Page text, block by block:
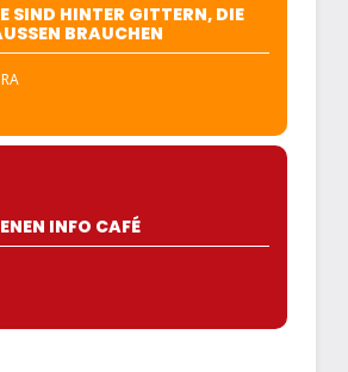
SIND HINTER GITTERN, DIE
BRAUCHEN
INFO CAFÉ